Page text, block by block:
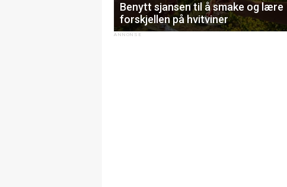
Benytt sjansen til å smake og lære
forskjellen på hvitviner